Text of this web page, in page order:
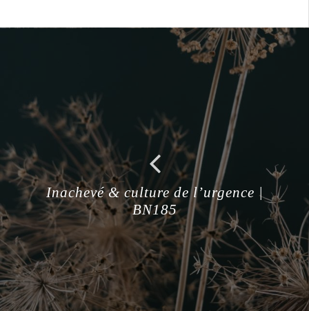
Inachevé & culture de l’urgence |
BN185